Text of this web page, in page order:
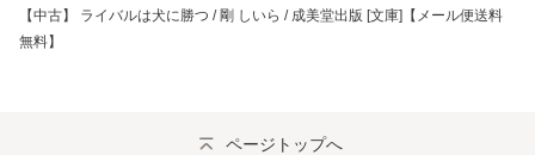
【中古】 ライバルは犬に勝つ / 剛 しいら / 成美堂出版 [文庫]【メール便送料
無料】
ページトップへ